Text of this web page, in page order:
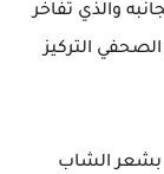
والذي تفاخر
التركيز
بشعر الشاب